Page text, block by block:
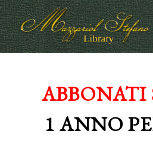
ABBONATI
1 ANNO